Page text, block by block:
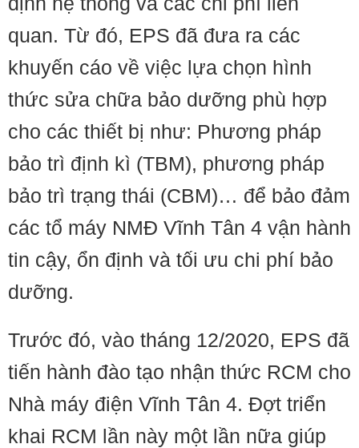
quan. Từ đó, EPS đã đưa ra các
khuyến cáo về việc lựa chọn hình
thức sửa chữa bảo dưỡng phù hợp
cho các thiết bị như: Phương pháp
bảo trì định kì (TBM), phương pháp
bảo trì trạng thái (CBM)… để bảo đảm
các tổ máy NMĐ Vĩnh Tân 4 vận hành
tin cậy, ổn định và tối ưu chi phí bảo
dưỡng.
Trước đó, vào tháng 12/2020, EPS đã
tiến hành đào tạo nhận thức RCM cho
Nhà máy điện Vĩnh Tân 4. Đợt triển
khai RCM lần này một lần nữa giúp